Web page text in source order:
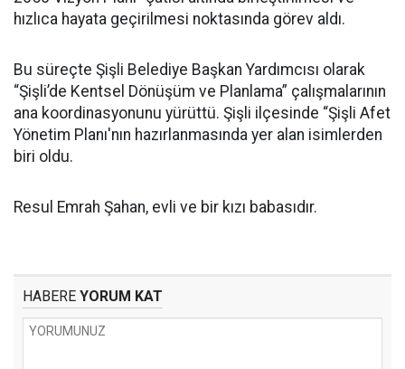
hızlıca hayata geçirilmesi noktasında görev aldı.
Bu süreçte Şişli Belediye Başkan Yardımcısı olarak
“Şişli’de Kentsel Dönüşüm ve Planlama” çalışmalarının
ana koordinasyonunu yürüttü. Şişli ilçesinde “Şişli Afet
Yönetim Planı'nın hazırlanmasında yer alan isimlerden
biri oldu.
Resul Emrah Şahan, evli ve bir kızı babasıdır.
HABERE YORUM KAT